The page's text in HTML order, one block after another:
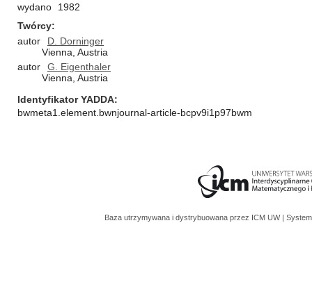
wydano
1982
Twórcy
autor
D. Dorninger
Vienna, Austria
autor
G. Eigenthaler
Vienna, Austria
Identyfikator YADDA
bwmeta1.element.bwnjournal-article-bcpv9i1p97bwm
Baza utrzymywana i dystrybuowana przez ICM UW |